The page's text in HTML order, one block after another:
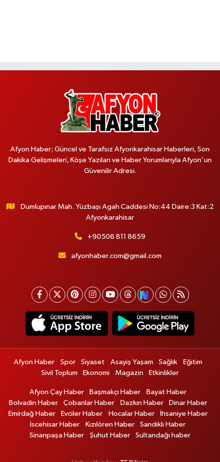
Afyon Haber; Güncel ve Tarafsız Afyonkarahisar Haberleri, Son
Dakika Gelişmeleri, Köşe Yazıları ve Haber Yorumlarıyla Afyon'un
Güvenilir Adresi.
Dumlupınar Mah. Yüzbaşı Agah Caddesi No:44 Daire:3 Kat:2
Afyonkarahisar
+90506 811 8659
afyonhaber.com@gmail.com
Afyon Haber Spor Siyaset Asayiş Yaşam Sağlık
Eğitim
Sivil Toplum
Ekonomi Magazin Etkinlikler
Afyon Çay Haber Başmakçı Haber
Bayat Haber
Bolvadin Haber
Çobanlar Haber Dazkırı Haber
Dinar Haber
Emirdağ Haber
Evciler Haber Hocalar Haber
İhsaniye Haber
İscehisar Haber
Kızılören Haber
Sandıklı Haber
Sinanpaşa Haber
Şuhut Haber Sultandağı haber